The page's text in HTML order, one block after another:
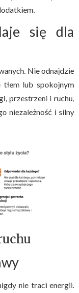
się dla
Nie odnajdzie
lub spokojnym
przestrzeni i ruchu,
niezależność i silny
nie traci energii.